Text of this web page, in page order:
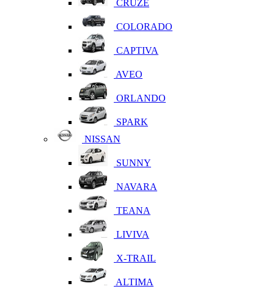
CRUZE
COLORADO
CAPTIVA
AVEO
ORLANDO
SPARK
NISSAN
SUNNY
NAVARA
TEANA
LIVIVA
X-TRAIL
ALTIMA